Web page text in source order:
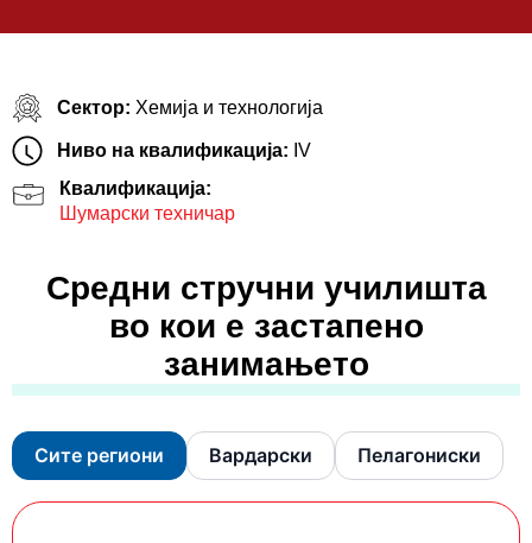
Сектор: Хемија и технологија
Ниво на квалификација: IV
Квалификација:
Шумарски техничар
Средни стручни училишта
во кои е застапено
занимањето
Сите региони Вардарски Пелагониски